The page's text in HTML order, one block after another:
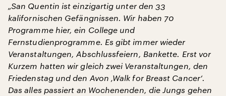
„San Quentin ist einzigartig unter den 33
kalifornischen Gefängnissen. Wir haben 70
Programme hier, ein College und
Fernstudienprogramme. Es gibt immer wieder
Veranstaltungen, Abschlussfeiern, Bankette. Erst vor
Kurzem hatten wir gleich zwei Veranstaltungen, den
Friedenstag und den Avon ‚Walk for Breast Cancer‘.
Das alles passiert an Wochenenden, die Jungs gehen